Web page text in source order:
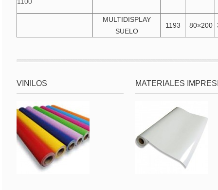
MULTIDISPLAY
SUELO
1193 80×200
VINILOS MATERIALES